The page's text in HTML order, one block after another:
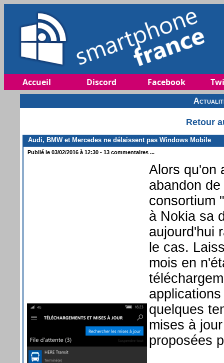
Accueil Discord Facebook
Retour
Audi, BMW et Mercedes ne délaissent pas Windows Mobile
Publié le 03/02/2016 à 12:30 - 13 commentaires ...
Alors qu'on
abandon
consortium
à Nokia sa
aujourd'hui
le cas.
mois en
quelques
mises à
proposées